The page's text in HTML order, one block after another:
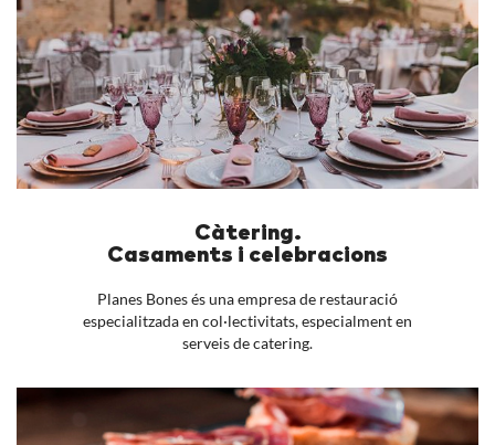
Càtering.
Casaments i celebracions
Planes Bones és una empresa de restauració
especialitzada en col·lectivitats, especialment en
serveis de catering.